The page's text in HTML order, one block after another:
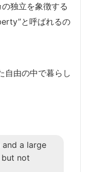
独立を象徴する
と呼ばれるの
自由の中で暮らし
and a large
not